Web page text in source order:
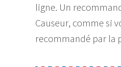
ligne. Un
Causeur, comme si
recommandé par la